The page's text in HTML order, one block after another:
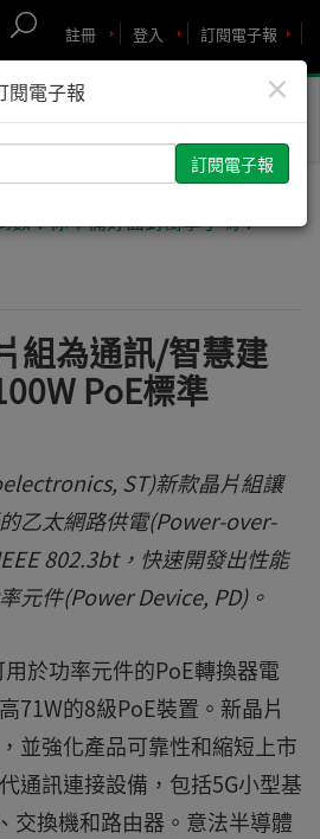
訂閱電子報
登入
註冊
Toggle
數！你準備好面對衝擊了嗎？
組為通訊/智慧建
PoE標準
ST)新款晶片組讓
乙太網路供電(Power-over-
802.3bt，快速開發出性能
元件(Power Device, PD)。
於功率元件的PoE轉換器電
71W的8級PoE裝置。新晶片
並強化產品可靠性和縮短上市
通訊連接設備，包括5G小型基
交換機和路由器。意法半導體
×
閱電子報